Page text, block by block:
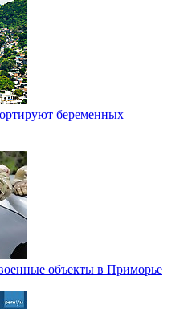
беременных
объекты в Приморье